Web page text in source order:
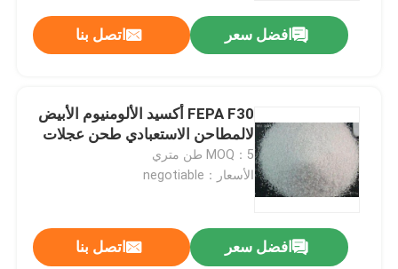
افضل سعر اتصل بنا
FEPA F30 أكسيد الألومنيوم الأبيض
لالمطاحن الاستعبادي طحن عجلات
MOQ：5 طن متري
الأسعار：negotiable
افضل سعر اتصل بنا